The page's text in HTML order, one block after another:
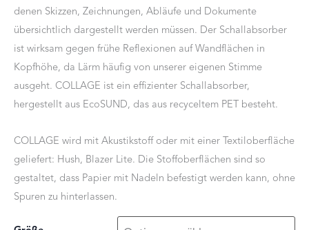
denen Skizzen, Zeichnungen, Abläufe und Dokumente
übersichtlich dargestellt werden müssen. Der Schallabsorber
ist wirksam gegen frühe Reflexionen auf Wandflächen in
Kopfhöhe, da Lärm häufig von unserer eigenen Stimme
ausgeht. COLLAGE ist ein effizienter Schallabsorber,
hergestellt aus EcoSUND, das aus recyceltem PET besteht.
COLLAGE wird mit Akustikstoff oder mit einer Textiloberfläche
geliefert: Hush, Blazer Lite. Die Stoffoberflächen sind so
gestaltet, dass Papier mit Nadeln befestigt werden kann, ohne
Spuren zu hinterlassen.